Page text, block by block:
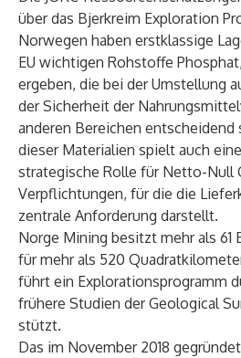
über das Bjerkreim Exploration
Norwegen haben erstklassige
EU wichtigen Rohstoffe
ergeben, die bei der Umstellung
der Sicherheit der
anderen Bereichen
dieser Materialien spielt auch
strategische Rolle für Netto-Null
Verpflichtungen, für die die
zentrale Anforderung darstellt.
Norge Mining besitzt mehr als 61
für mehr als 520
führt ein Explorationsprogramm
frühere Studien der Geological
stützt.
Das im November 2018